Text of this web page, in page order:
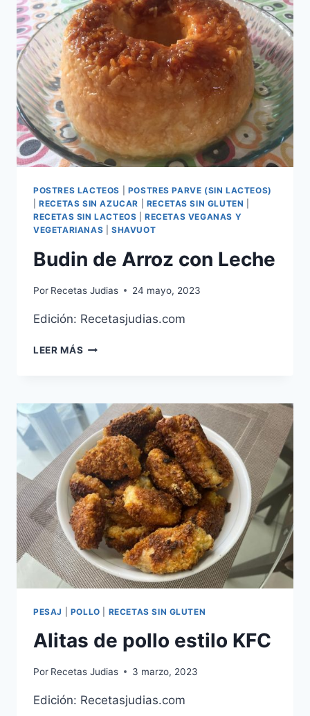
POSTRES LACTEOS
POSTRES PARVE (SIN LACTEOS)
|RECETAS SIN AZUCAR RECETAS SIN GLUTEN
RECETAS SIN LACTEOS |RECETAS VEGANAS Y
VEGETARIANAS
SHAVUOT
Budin de Arroz con Leche
Por Recetas Judias 24 mayo, 2023
Edición: Recetasjudias.com
LEER MÁS BUDIN
LECHE
PESAJ POLLO RECETAS SIN GLUTEN
Alitas de pollo estilo KFC
Por Recetas Judias 3 marzo, 2023
Edición: Recetasjudias.com